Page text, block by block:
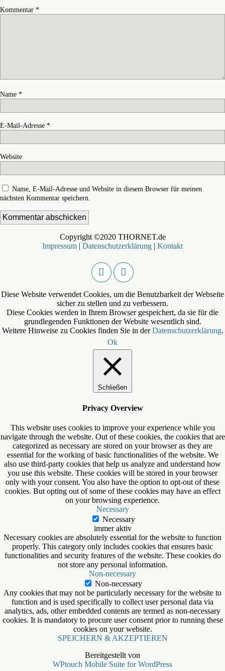
Kommentar *
Name *
E-Mail-Adresse *
Website
Name, E-Mail-Adresse und Website in diesem Browser für meinen
nächsten Kommentar speichern.
Copyright ©2020 THORNET.de
Impressum | Datenschutzerklärung | Kontakt
Diese Website verwendet Cookies, um die Benutzbarkeit der Webseite
sicher zu stellen und zu verbessern.
Diese Cookies werden in Ihrem Browser gespeichert, da sie für die
grundlegenden Funktionen der Website wesentlich sind.
Weitere Hinweise zu Cookies finden Sie in derDatenschutzerklärung.
Ok
Schließen
Privacy Overview
This website uses cookies to improve your experience while you
navigate through the website. Out of these cookies, the cookies that are
categorized as necessary are stored on your browser as they are
essential for the working of basic functionalities of the website. We
also use third-party cookies that help us analyze and understand how
you use this website. These cookies will be stored in your browser
only with your consent. You also have the option to opt-out of these
cookies. But opting out of some of these cookies may have an effect
on your browsing experience.
Necessary
Necessary
immer aktiv
Necessary cookies are absolutely essential for the website to function
properly. This category only includes cookies that ensures basic
functionalities and security features of the website. These cookies do
not store any personal information.
Non-necessary
Non-necessary
Any cookies that may not be particularly necessary for the website to
function and is used specifically to collect user personal data via
analytics, ads, other embedded contents are termed as non-necessary
cookies. It is mandatory to procure user consent prior to running these
cookies on your website.
SPEICHERN & AKZEPTIEREN
Bereitgestellt von
WPtouch Mobile Suite for WordPress